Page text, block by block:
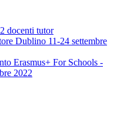
docenti tutor
Dublino 11-24 settembre
Erasmus+ For Schools -
2022